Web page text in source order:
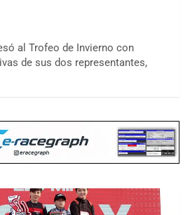
al Trofeo de Invierno con
de sus dos representantes,